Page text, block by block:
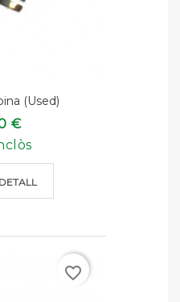
(used)
€
favorite_border